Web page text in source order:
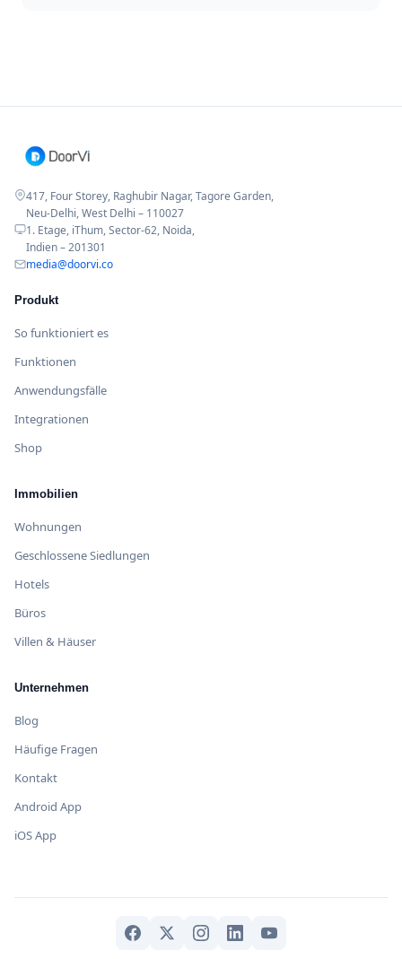
417, Four Storey, Raghubir Nagar, Tagore Garden,
Neu-Delhi, West Delhi – 110027
1. Etage, iThum, Sector-62, Noida,
Indien – 201301
media@doorvi.co
Produkt
So funktioniert es
Funktionen
Anwendungsfälle
Integrationen
Shop
Immobilien
Wohnungen
Geschlossene Siedlungen
Hotels
Büros
Villen & Häuser
Unternehmen
Blog
Häufige Fragen
Kontakt
Android App
iOS App